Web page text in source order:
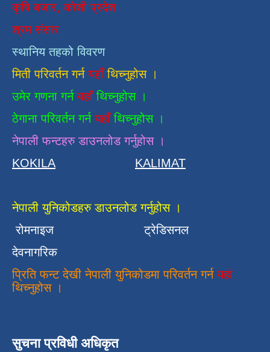
कृषि बजार, कोशी प्रदेश
श्रम संसार
स्थानिय तहको विवरण
मिती परिवर्तन गर्न यहाँ थिच्नुहोस ।
उमेर गणना गर्नयहाँथिच्नुहोस ।
ठेगाना परिवर्तन गर्नयहाँ थिच्नुहोस ।
नेपाली फन्टहरु डाउनलोड गर्नुहोस ।
KOKILA
KALIMAT
नेपाली युनिकोडहरु डाउनलोड गर्नुहोस ।
रोमनाइज
ट्रेडिसनल
देवनागरिक
प्रिति फन्ट देखी नेपाली युनिकोडमा परिवर्तन गर्न यहां
थिच्नुहोस ।
सुचना प्रविधी अधिकृत